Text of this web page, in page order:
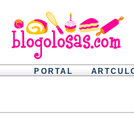
PORTAL